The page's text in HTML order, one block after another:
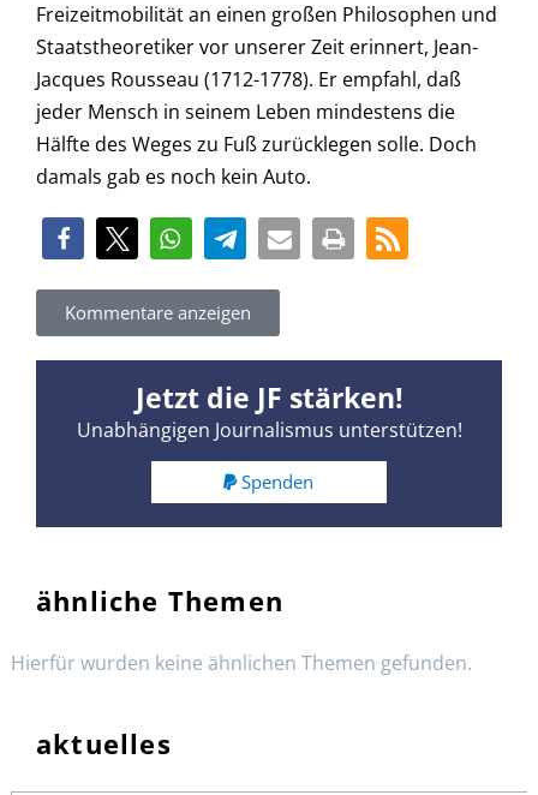
Freizeitmobilität an einen großen Philosophen und
Staatstheoretiker vor unserer Zeit erinnert, Jean-
Jacques Rousseau (1712-1778). Er empfahl, daß
jeder Mensch in seinem Leben mindestens die
Hälfte des Weges zu Fuß zurücklegen solle. Doch
damals gab es noch kein Auto.
Kommentare anzeigen
Jetzt die JF stärken!
Unabhängigen Journalismus unterstützen!
Spenden
ähnliche Themen
Hierfür wurden keine ähnlichen Themen gefunden.
aktuelles